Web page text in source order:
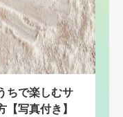
ちで楽しむサ
写真付き】